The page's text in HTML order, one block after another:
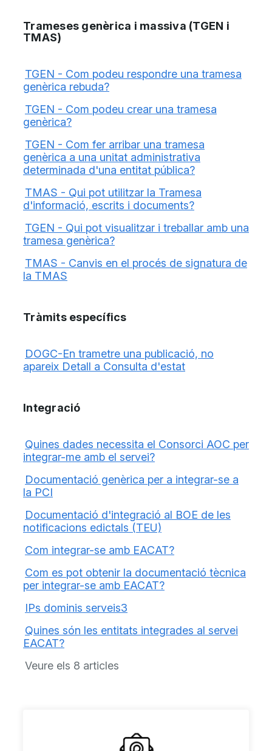
Trameses genèrica i massiva (TGEN i
TMAS)
TGEN - Com podeu respondre una tramesa
genèrica rebuda?
TGEN - Com podeu crear una tramesa
genèrica?
TGEN - Com fer arribar una tramesa
genèrica a una unitat administrativa
determinada d'una entitat pública?
TMAS - Qui pot utilitzar la Tramesa
d'informació, escrits i documents?
TGEN - Qui pot visualitzar i treballar amb una
tramesa genèrica?
TMAS - Canvis en el procés de signatura de
la TMAS
Tràmits específics
DOGC-En trametre una publicació, no
apareix Detall a Consulta d'estat
Integració
Quines dades necessita el Consorci AOC per
integrar-me amb el servei?
Documentació genèrica per a integrar-se a
la PCI
Documentació d'integració al BOE de les
notificacions edictals (TEU)
Com integrar-se amb EACAT?
Com es pot obtenir la documentació tècnica
per integrar-se amb EACAT?
IPs dominis serveis3
Quines són les entitats integrades al servei
EACAT?
Veure els 8 articles